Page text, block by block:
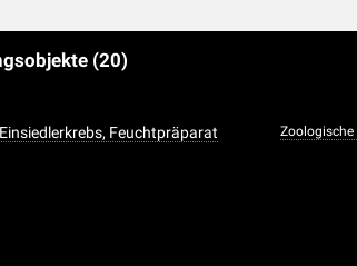
(20)
Einsiedlerkrebs, Feuchtpräparat